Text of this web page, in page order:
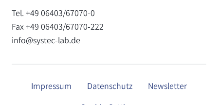
Tel. +49 06403/67070-0
Fax +49 06403/67070-222
info@systec-lab.de
Impressum Datenschutz
Newsletter